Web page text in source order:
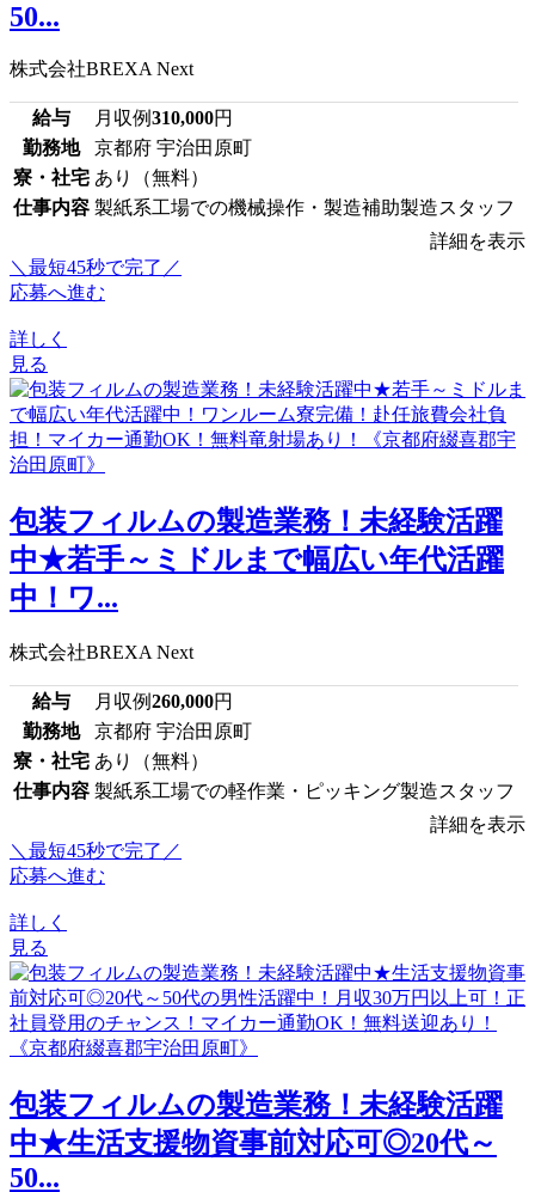
50...
株式会社BREXA Next
給与 月収例310,000円
勤務地
京都府 宇治田原町
寮・社宅 あり（無料）
仕事内容 製紙系工場での機械操作・製造補助製造スタッフ
詳細を表示
＼最短45秒で完了／
応募へ進む
詳しく
見る
包装フィルムの製造業務！未経験活躍
中★若手～ミドルまで幅広い年代活躍
中！ワ...
株式会社BREXA Next
給与 月収例260,000円
勤務地
京都府 宇治田原町
寮・社宅 あり（無料）
仕事内容 製紙系工場での軽作業・ピッキング製造スタッフ
詳細を表示
＼最短45秒で完了／
応募へ進む
詳しく
見る
包装フィルムの製造業務！未経験活躍
中★生活支援物資事前対応可◎20代～
50...